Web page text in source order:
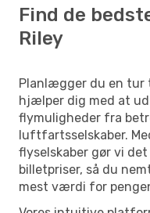
Find de
Riley
Planlægger du en tur
hjælper dig med at
flymuligheder fra
luftfartsselskaber.
flyselskaber gør vi
billetpriser, så du
mest værdi for